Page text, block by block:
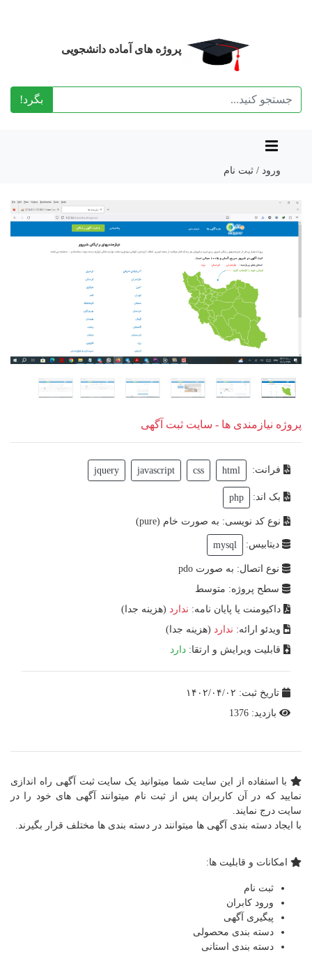
پروژه های آماده دانشجویی
بگرد!
ورود / ثبت نام
پروژه نیازمندی ها - سایت ثبت آگهی
فرانت: html
css
javascript
jquery
بک اند: php
نوع کد نویسی: به صورت خام (pure)
دیتابیس: mysql
نوع اتصال: به صورت pdo
سطح پروژه: متوسط
داکیومنت یا پایان نامه: ندارد (هزینه جدا)
ویدئو ارائه: ندارد (هزینه جدا)
قابلیت ویرایش و ارتقا:دارد
تاریخ ثبت: ۱۴۰۲/۰۴/۰۲
بازدید: 1376
با استفاده از این سایت شما میتوانید یک سایت ثبت آگهی راه اندازی
نمایید که در آن کاربران پس از ثبت نام میتوانند آگهی های خود را در
سایت درج نمایند.
با ایجاد دسته بندی آگهی ها میتوانند در دسته بندی ها مختلف قرار بگیرند.
امکانات و قابلیت ها:
ثبت نام
ورود کابران
پیگیری آگهی
دسته بندی محصولی
دسته بندی استانی